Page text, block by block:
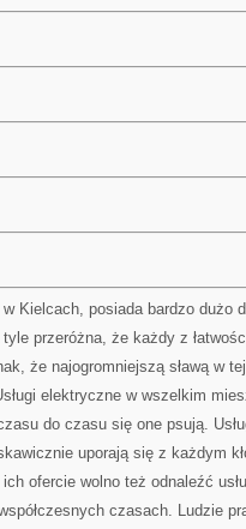
Kielcach, posiada bardzo dużo
przeróżna, że każdy z
że najogromniejszą sławą w
elektryczne w wszelkim
do czasu się one psują.
uporają się z każdym
ofercie wolno też odnaleźć
czasach. Ludzie